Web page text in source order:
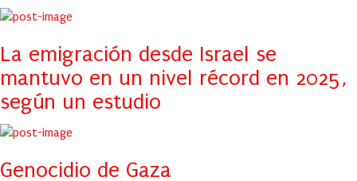
La emigración desde Israel se
mantuvo en un nivel récord en 2025,
según un estudio
Genocidio de Gaza